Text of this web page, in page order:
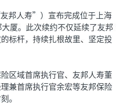
邦人寿”）宣布完成位于上海
厦。此次续约不仅延续了友邦
标杆，持续扎根故里、坚定投
区域首席执行官、友邦人寿董
兼首席执行官余宏等友邦保险
。